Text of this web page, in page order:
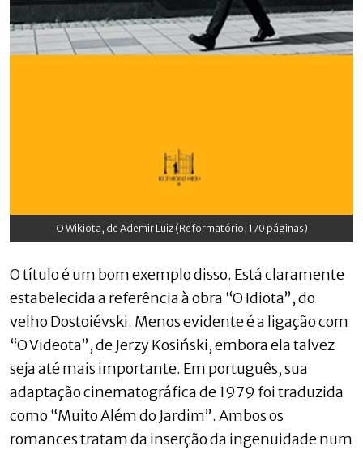
O Wikiota, de Ademir Luiz (Reformatório, 170 páginas)
O título é um bom exemplo disso. Está claramente
estabelecida a referência à obra “O Idiota”, do
velho Dostoiévski. Menos evidente é a ligação com
“O Videota”, de Jerzy Kosiński, embora ela talvez
seja até mais importante. Em português, sua
adaptação cinematográfica de 1979 foi traduzida
como “Muito Além do Jardim”. Ambos os
romances tratam da inserção da ingenuidade num